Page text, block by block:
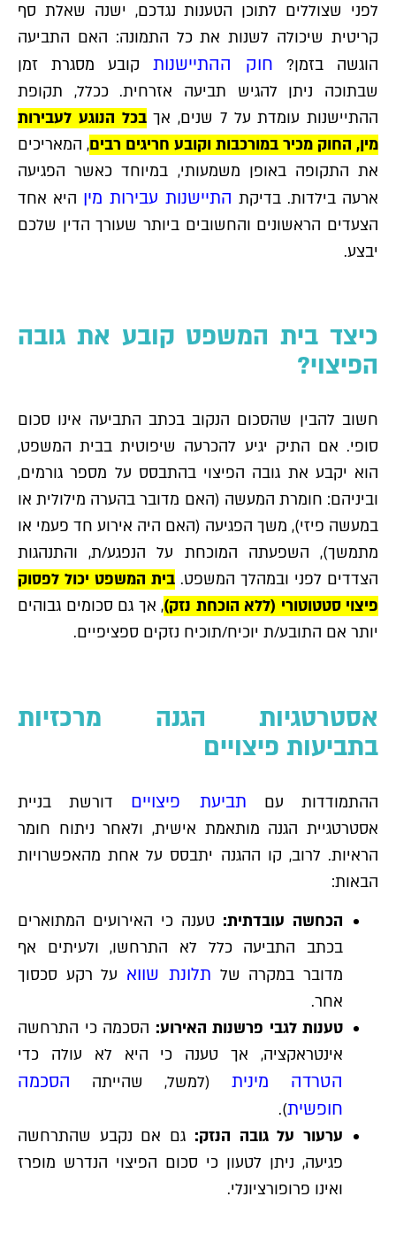
לפני שצוללים לתוכן הטענות נגדכם, ישנה שאלת סף
קריטית שיכולה לשנות את כל התמונה: האם התביעה
הוגשה בזמן? חוק ההתיישנות קובע מסגרת זמן
שבתוכה ניתן להגיש תביעה אזרחית. ככלל, תקופת
ההתיישנות עומדת על 7 שנים, אך
בכל הנוגע לעבירות
מין, החוק מכיר במורכבות וקובע חריגים רבים, המאריכים
את התקופה באופן משמעותי, במיוחד כאשר הפגיעה
ארעה בילדות. בדיקת התיישנות עבירות מין היא אחד
הצעדים הראשונים והחשובים ביותר שעורך הדין שלכם
יבצע.
כיצד בית המשפט קובע את גובה
הפיצוי?
חשוב להבין שהסכום הנקוב בכתב התביעה אינו סכום
סופי. אם התיק יגיע להכרעה שיפוטית בבית המשפט,
הוא יקבע את גובה הפיצוי בהתבסס על מספר גורמים,
וביניהם: חומרת המעשה (האם מדובר בהערה מילולית או
במעשה פיזי), משך הפגיעה (האם היה אירוע חד פעמי או
מתמשך), השפעתה המוכחת על הנפגע/ת, והתנהגות
הצדדים לפני ובמהלך המשפט. בית המשפט יכול לפסוק
פיצוי סטטוטורי (ללא הוכחת נזק), אך גם סכומים גבוהים
יותר אם התובע/ת יוכיח/תוכיח נזקים ספציפיים.
אסטרטגיות הגנה מרכזיות
בתביעות פיצויים
ההתמודדות עם תביעת פיצויים דורשת בניית
אסטרטגיית הגנה מותאמת אישית, ולאחר ניתוח חומר
הראיות. לרוב, קו ההגנה יתבסס על אחת מהאפשרויות
הבאות:
הכחשה עובדתית: טענה כי האירועים המתוארים
בכתב התביעה כלל לא התרחשו, ולעיתים אף
מדובר במקרה של תלונת שווא על רקע סכסוך
אחר.
טענות לגבי פרשנות האירוע: הסכמה כי התרחשה
אינטראקציה, אך טענה כי היא לא עולה כדי
הטרדה מינית (למשל, שהייתה הסכמה
חופשית).
ערעור על גובה הנזק: גם אם נקבע שהתרחשה
פגיעה, ניתן לטעון כי סכום הפיצוי הנדרש מופרז
ואינו פרופורציונלי.